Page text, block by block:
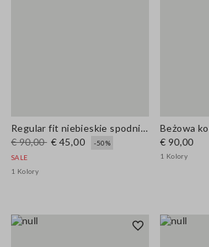
Regular fit niebieskie spodnie z mieszanki wiskozy
€ 90,00 € 45,00
-50%
SALE
1 Kolory
€ 90,00
1 Kolory